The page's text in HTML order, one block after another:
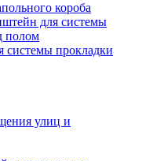
короба
для системы
полом
системы прокладки
улиц и